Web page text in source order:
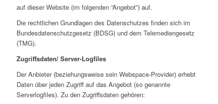
auf dieser Website (im folgenden “Angebot”) auf.
Die rechtlichen Grundlagen des Datenschutzes finden sich im
Bundesdatenschutzgesetz (BDSG) und dem Telemediengesetz
(TMG).
Zugriffsdaten/ Server-Logfiles
Der Anbieter (beziehungsweise sein Webspace-Provider) erhebt
Daten über jeden Zugriff auf das Angebot (so genannte
Serverlogfiles). Zu den Zugriffsdaten gehören: